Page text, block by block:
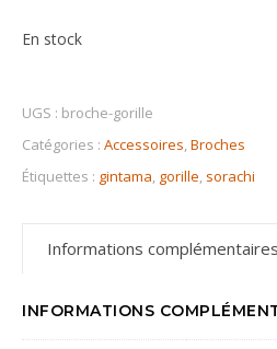
En stock
UGS : broche-gorille
Catégories : Accessoires,Broches
Étiquettes : gintama, gorille, sorachi
Informations complémentaires
INFORMATIONS